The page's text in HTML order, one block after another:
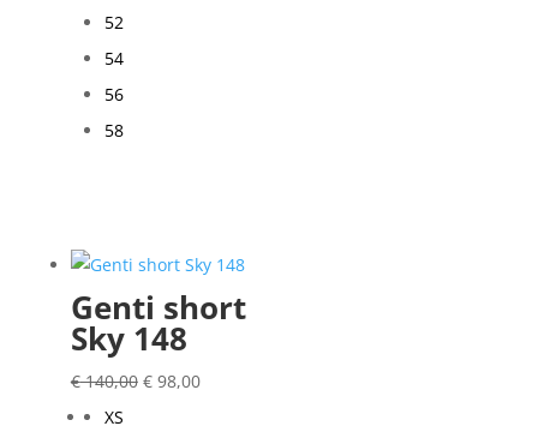
52
54
56
58
Genti short
Sky 148
€140,00 Oorspronkelijke
€98,00Huidige
XS